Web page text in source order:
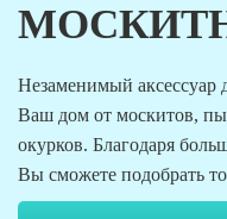
Незаменимый аксессуар
Ваш дом от москитов,
окурков. Благодаря
Вы сможете подобрать